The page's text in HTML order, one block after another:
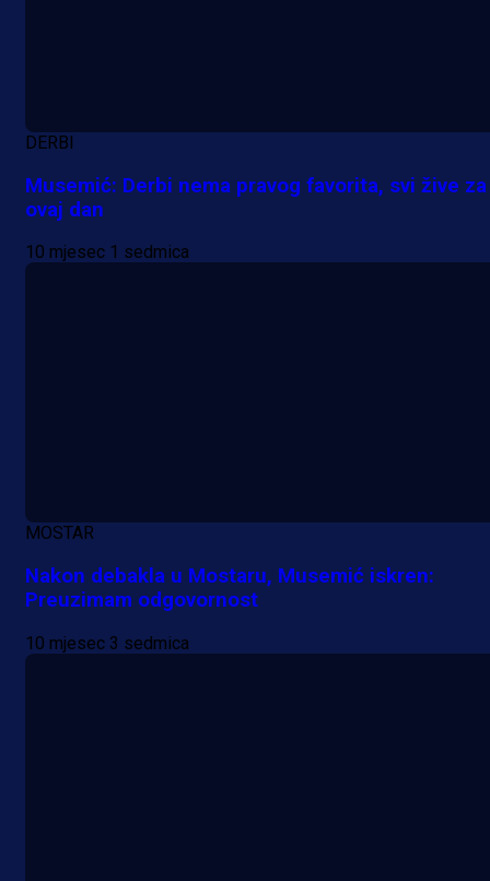
1 dan 19 h
DERBI
Musemić: Derbi nema pravog favorita, svi žive za
ovaj dan
10 mjesec 1 sedmica
MOSTAR
Nakon debakla u Mostaru, Musemić iskren:
Preuzimam odgovornost
10 mjesec 3 sedmica